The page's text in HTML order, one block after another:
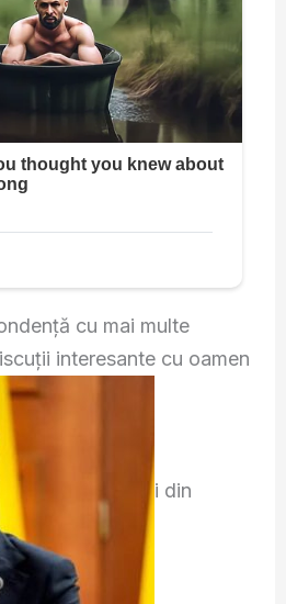
cu mai multe
interesante cu oamen
i din